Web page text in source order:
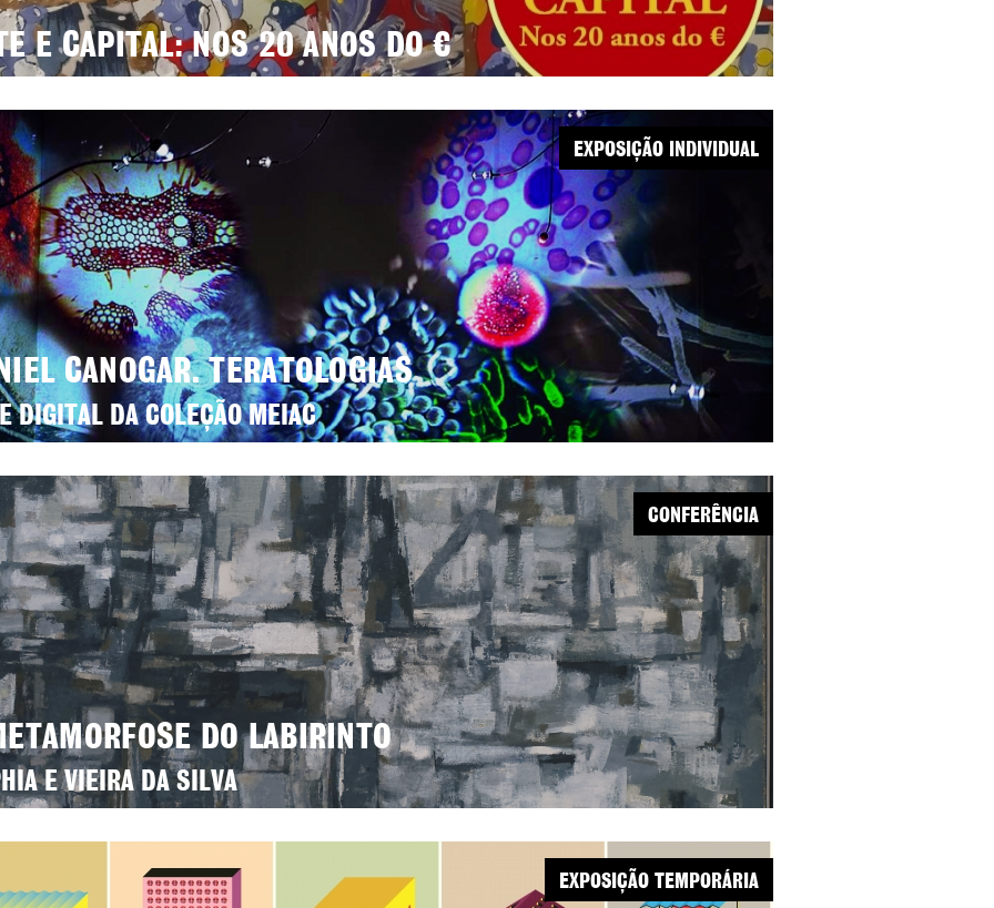
E CAPITAL: NOS 20 ANOS DO €
CANOGAR. TERATOLOGIAS
DIGITAL DA COLEÇÃO MEIAC
EXPOSIÇÃO INDIVIDUAL
DO LABIRINTO
E VIEIRA DA SILVA
CONFERÊNCIA
EXPOSIÇÃO TEMPORÁRIA